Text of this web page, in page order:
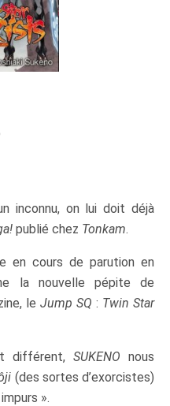
inconnu, on lui doit déjà
publié chez Tonkam.
en cours de parution en
la nouvelle pépite de
le Jump SQ : Twin Star
différent, SUKENO nous
(des sortes d’exorcistes)
».